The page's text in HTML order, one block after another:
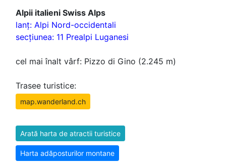
Alpii italieni Swiss Alps
lanţ: Alpi Nord-occidentali
secţiunea: 11 Prealpi Luganesi
cel mai înalt vârf: Pizzo di Gino (2.245 m)
Trasee turistice:
map.wanderland.ch
Arată harta de atractii turistice
Harta adăposturilor montane